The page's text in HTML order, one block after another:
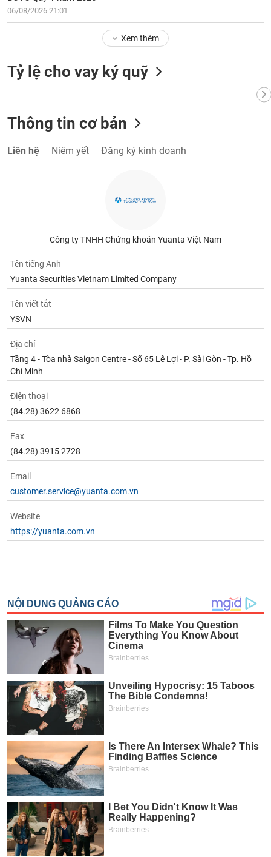
06/08/2026 21:01
Xem thêm
Tỷ lệ cho vay ký quỹ
Thông tin cơ bản
Liên hệ Niêm yết Đăng ký kinh doanh
Công ty TNHH Chứng khoán Yuanta Việt Nam
Tên tiếng Anh
Yuanta Securities Vietnam Limited Company
Tên viết tắt
YSVN
Địa chỉ
Tầng 4 - Tòa nhà Saigon Centre - Số 65 Lê Lợi - P. Sài Gòn - Tp. Hồ
Chí Minh
Điện thoại
(84.28) 3622 6868
Fax
(84.28) 3915 2728
Email
customer.service@yuanta.com.vn
Website
https://yuanta.com.vn